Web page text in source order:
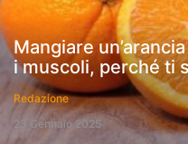
Mangiare
i muscoli, perché ti
Redazione
23 Gennaio 2025